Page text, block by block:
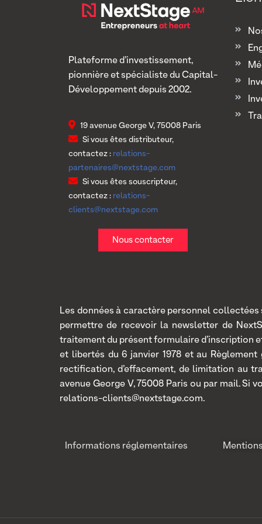
Plateforme d’investissement,
pionnière et spécialiste du Capital-
Développement depuis 2002.
19 avenue George V, 75008 Paris
Si vous êtes distributeur,
contactez : relations-
partenaires@nextstage.com
Si vous êtes souscripteur,
contactez : relations-
clients@nextstage.com
Nous contacter
Les données à caractère personnel
permettre de recevoir la newsletter de
traitement du présent formulaire d’inscription
et libertés du 6 janvier 1978 et au Règlement
rectification, d’effacement, de limitation au
avenue George V, 75008 Paris ou par mail.
relations-clients@nextstage.com.
Informations réglementaires